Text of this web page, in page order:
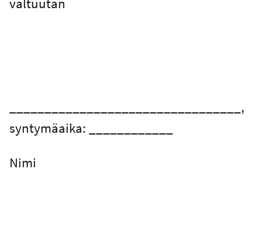
_________________________________,
syntymäaika: ____________
Nimi